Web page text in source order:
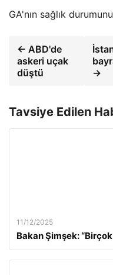
GA'nın sağlık
← ABD'de
askeri uçak
düştü
→
Tavsiye Edilen
11/12/2025
Bakan Şimşek: “Birçok